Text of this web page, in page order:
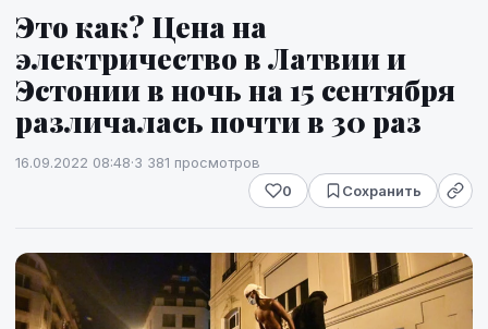
Прогноз погоды
Это как? Цена на
электричество в Латвии и
Эстонии в ночь на 15 сентября
различалась почти в 30 раз
16.09.2022 08:48·3 381 просмотров
0
Сохранить